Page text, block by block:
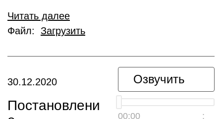
Читать далее
Файл: Загрузить
Озвучить
00:00 __:__
30.12.2020
Постановлени